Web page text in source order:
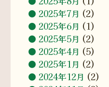
2025年7月 (2)
2025年6月 (1)
2025年5月 (2)
2025年4月 (5)
2025年1月 (2)
2024年12月 (2)